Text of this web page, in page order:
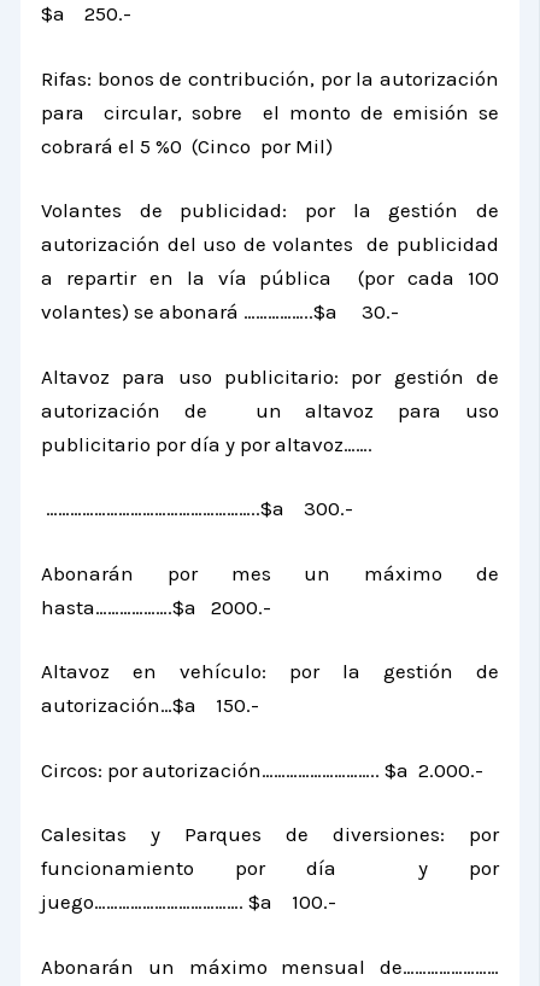
$a 250.-
Rifas: bonos de contribución, por la autorización
para circular, sobre el monto de emisión se
cobrará el 5 %0 (Cinco por Mil)
Volantes de publicidad: por la gestión de
autorización del uso de volantes de publicidad
a repartir en la vía pública (por cada 100
volantes) se abonará ……………..$a 30.-
Altavoz para uso publicitario: por gestión de
autorización de un altavoz para uso
publicitario por día y por altavoz…….
……………………………………………..$a 300.-
Abonarán por mes un máximo de
hasta……………….$a 2000.-
Altavoz en vehículo: por la gestión de
autorización…$a 150.-
Circos: por autorización……………………….. $a 2.000.-
Calesitas y Parques de diversiones: por
funcionamiento por día y por
juego………………………………. $a 100.-
Abonarán un máximo mensual de……………………